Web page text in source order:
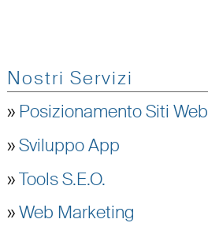
Nostri Servizi
» Posizionamento Siti Web
»Sviluppo App
»Tools S.E.O.
»Web Marketing